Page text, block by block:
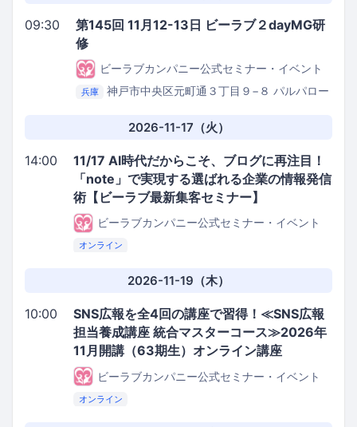
09:30
第145回 11月12-13日 ビーラブ２dayMG研
修
ビーラブカンパニー公式セミナー・イベント
兵庫
神戸市中央区元町通３丁目９−８ パルパロー
2026-11-17（火）
14:00
11/17 AI時代だからこそ、ブログに再注目！
「note」で実現する選ばれる企業の情報発信
術【ビーラブ最新集客セミナー】
ビーラブカンパニー公式セミナー・イベント
オンライン
2026-11-19（木）
10:00
SNS広報を全4回の講座で習得！≪SNS広報
担当養成講座 統合マスターコース≫2026年
11月開講（63期生）オンライン講座
ビーラブカンパニー公式セミナー・イベント
オンライン